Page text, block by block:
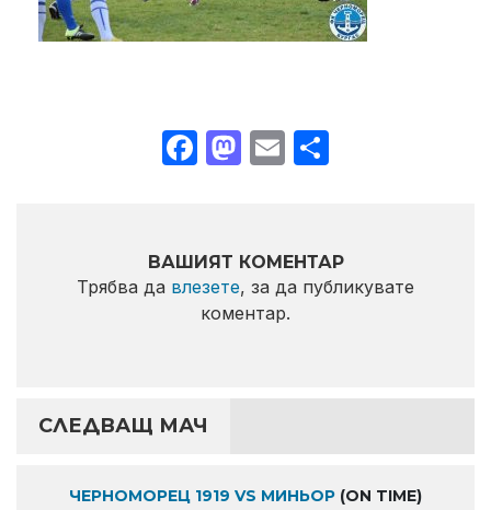
Facebook
Mastodon
Email
ВАШИЯТ КОМЕНТАР
Трябва да влезете, за да публикувате
коментар.
СЛЕДВАЩ МАЧ
ЧЕРНОМОРЕЦ 1919 VS МИНЬОР (ON TIME)